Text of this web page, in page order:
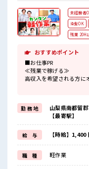
未経験者
染髪OK
残業 20H
おすすめポイント
■お仕事PR
≪残業で稼げる≫
高収入を希望される方に
残業は月20時間以上あ
明るすぎたり奇抜でなけ
(規定有)制服があると毎
≪未経験の方も大カンゲ
新しいことにチャレンジ
しっかり働く環境が整っ
イチからスキルUP・ステ
≪自分に合った期間で働
福利厚生が整った派遣の
勤 務 地
山梨県南都留
【最寄駅】
給 与 【時給】1,400
職 種 軽作業